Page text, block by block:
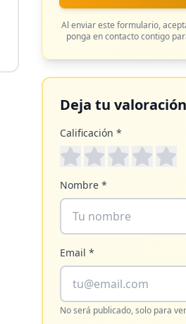
Al enviar este formulario,
ponga en contacto contigo
Deja tu valoración
Calificación *
Nombre *
Email *
No será publicado, solo para